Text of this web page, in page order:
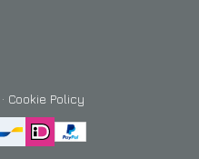
· Cookie Policy